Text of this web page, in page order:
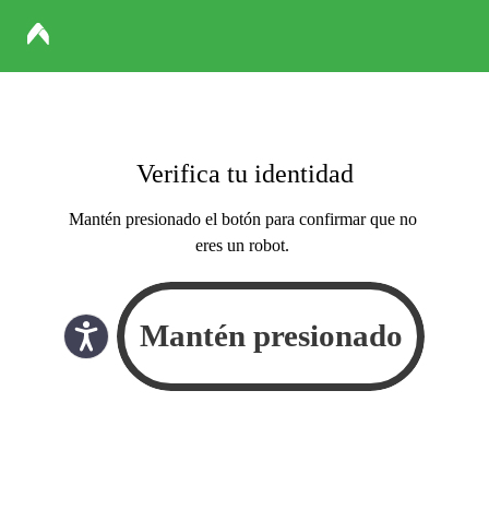
Verifica tu identidad
Mantén presionado el botón para confirmar que no
eres un robot.